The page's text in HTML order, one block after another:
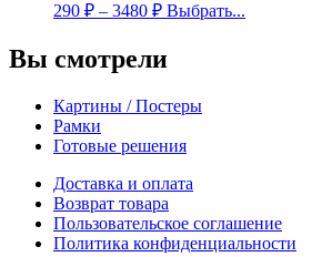
290 ₽ – 3480 ₽ Выбрать...
Вы смотрели
Картины / Постеры
Рамки
Готовые решения
Доставка и оплата
Возврат товара
Пользовательское соглашение
Политика конфиденциальности